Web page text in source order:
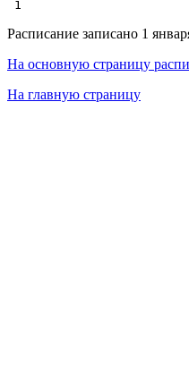
Расписание записано 1
На основную страницу
На главную страницу